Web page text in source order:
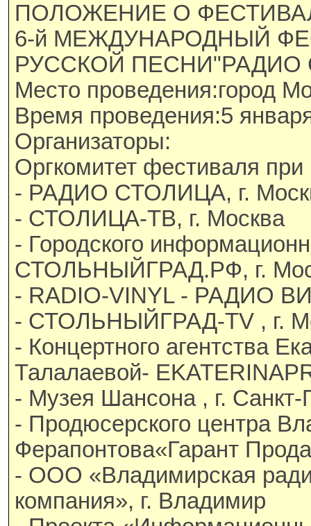
ПОЛОЖЕНИЕ О
6-й МЕЖДУНАРОДНЫЙ
РУССКОЙ ПЕСНИ"РАДИО
Место проведения:город
Время проведения:5
Организаторы:
Оргкомитет фестиваля
- РАДИО СТОЛИЦА, г.
- СТОЛИЦА-ТВ, г. Москва
- Городского
СТОЛЬНЫЙГРАД.РФ, г.
- RADIO-VINYL - РАДИО
- СТОЛЬНЫЙГРАД-TV , г.
- Концертного агентства
Талалаевой-
- Музея Шансона , г. Санкт-
- Продюсерского центра
Ферапонтова«Гарант
- ООО «Владимирская
компания», г. Владимир